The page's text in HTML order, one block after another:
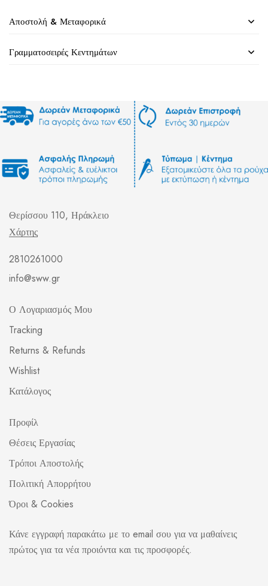
Αποστολή & Μεταφορικά
Γραμματοσειρές Κεντημάτων
Θερίσσου 110, Ηράκλειο
Χάρτης
2810261000
info@sww.gr
Ο Λογαριασμός Μου
Tracking
Returns & Refunds
Wishlist
Κατάλογος
Προφίλ
Θέσεις Εργασίας
Τρόποι Αποστολής
Πολιτική Απορρήτου
Όροι & Cookies
Κάνε εγγραφή παρακάτω με το email σου για να μαθαίνεις
πρώτος για τα νέα προιόντα και τις προσφορές.